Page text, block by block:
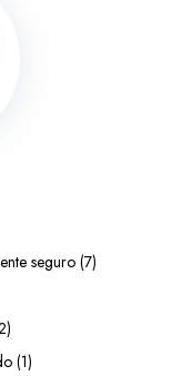
seguro(7)
)
(1)